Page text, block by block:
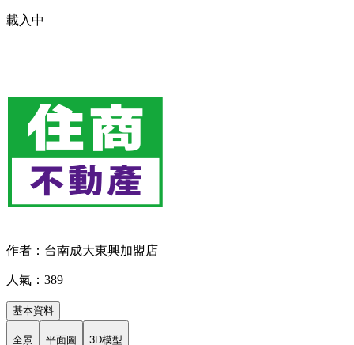
載入中
作者：台南成大東興加盟店
人氣：389
基本資料
全景 平面圖 3D模型